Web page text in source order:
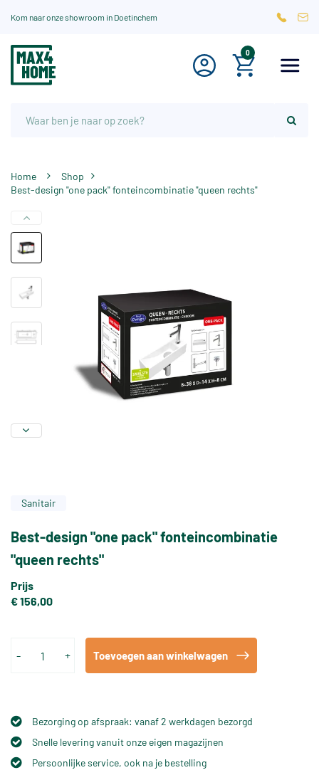
Kom naar onze showroom in Doetinchem
0
Home
Shop
Best-design "one pack" fonteincombinatie "queen rechts"
Sanitair
Best-design "one pack" fonteincombinatie
"queen rechts"
Prijs
€ 156,00
- + Toevoegen aan winkelwagen
Bezorging op afspraak: vanaf 2 werkdagen bezorgd
Snelle levering vanuit onze eigen magazijnen
Persoonlijke service, ook na je bestelling